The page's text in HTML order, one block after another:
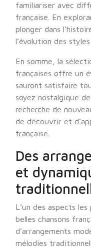
familiariser avec
française. En
plonger dans
l’évolution des
En somme, la
françaises offre un
sauront satisfaire
soyez nostalgique
recherche de
de découvrir et
française.
Des
et
L’un des aspects
belles chansons
d’arrangements
mélodies